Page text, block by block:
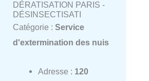
DÉRATISATION PARIS -
DÉSINSECTISATI
Catégorie : Service
d'extermination des nuis
Adresse : 120